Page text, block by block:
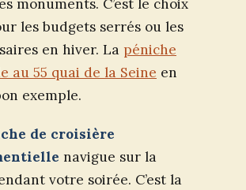
monuments. C’est le choix
les budgets serrés ou les
en hiver. La péniche
au 55 quai de la Seine en
exemple.
de croisière
navigue sur la
votre soirée. C’est la